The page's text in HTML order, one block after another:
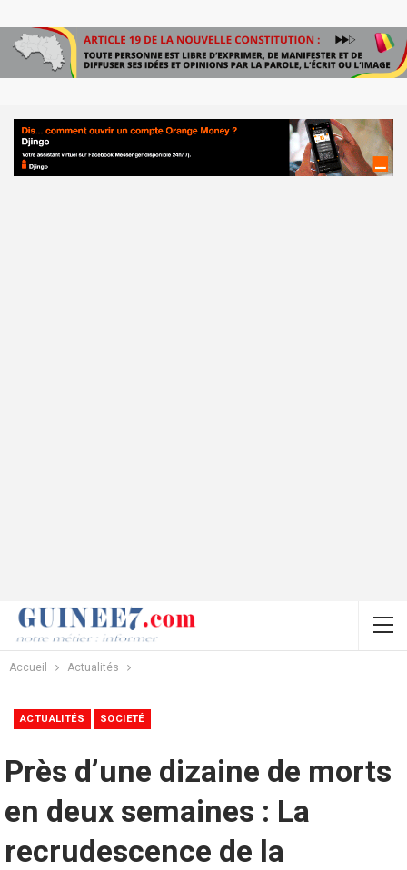
Accueil Actualités
ACTUALITÉS SOCIETÉ
Près d’une dizaine de morts
en deux semaines : La
recrudescence de la